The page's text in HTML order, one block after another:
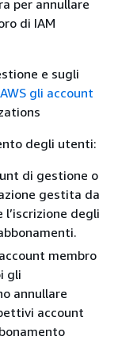
per annullare
di IAM
e sugli
gli account
degli utenti:
di gestione o
gestita da
l’iscrizione degli
membro
gli
annullare
account